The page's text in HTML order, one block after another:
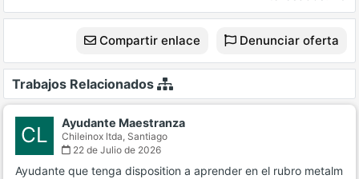
Compartir enlace Denunciar oferta
Trabajos Relacionados
CL Ayudante Maestranza
Chileinox ltda, Santiago
22 de Julio de 2026
Ayudante que tenga disposition a aprender en el rubro metalm